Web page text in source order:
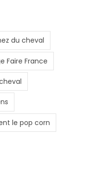
du cheval
Faire France
le pop corn